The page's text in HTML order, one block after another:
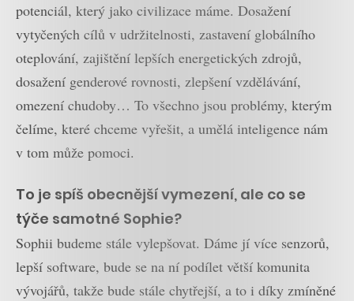
potenciál, který jako civilizace máme. Dosažení
vytyčených cílů v udržitelnosti, zastavení globálního
oteplování, zajištění lepších energetických zdrojů,
dosažení genderové rovnosti, zlepšení vzdělávání,
omezení chudoby… To všechno jsou problémy, kterým
čelíme, které chceme vyřešit, a umělá inteligence nám
v tom může pomoci.
To je spíš obecnější vymezení, ale co se
týče samotné Sophie?
Sophii budeme stále vylepšovat. Dáme jí více senzorů,
lepší software, bude se na ní podílet větší komunita
vývojářů, takže bude stále chytřejší, a to i díky zmíněné